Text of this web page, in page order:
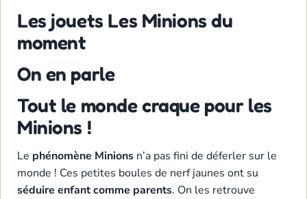
Les jouets Les Minions du
moment
On en parle
Tout le monde craque pour les
Minions !
Le phénomène Minions n’a pas fini de déferler sur le
monde ! Ces petites boules de nerf jaunes ont su
séduire enfant comme parents. On les retrouve